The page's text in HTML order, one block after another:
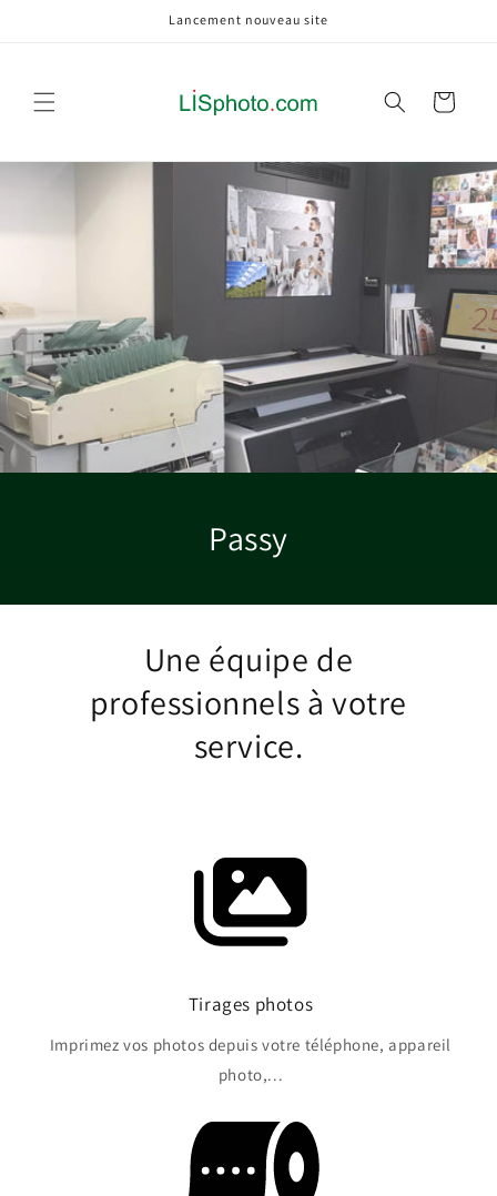
Lancement nouveau site
Panier
Passy
Une équipe de
professionnels à votre
service.
Tirages photos
Imprimez vos photos depuis votre téléphone, appareil
photo,...